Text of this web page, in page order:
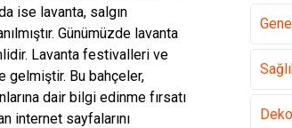
ise lavanta, salgın
Günümüzde lavanta
Lavanta festivalleri ve
gelmiştir. Bu bahçeler,
dair bilgi edinme fırsatı
internet sayfalarını